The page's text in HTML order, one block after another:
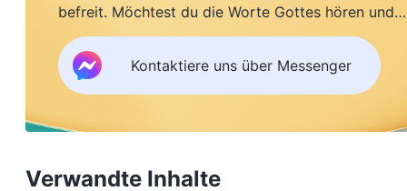
Haus Gottes beginnt. Er hat alle Wahrheiten
Ausdruck gebracht, um unsere sündige Natur
ermöglichen, die Wahrheit zu verstehen, uns
sündigen und uns Gott zu widersetzen, und zu
verehren – wenn dies vollbracht ist, werden wir
unseren verderbten Dispositionen zu befreien
befreit. Möchtest du die Worte Gottes hören und
Segen empfangen?
Kontaktiere uns über Messenger
Verwandte Inhalte